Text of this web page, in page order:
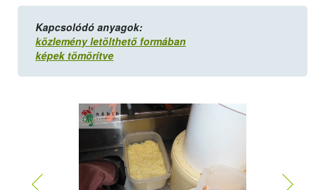
Kapcsolódó anyagok:
közlemény letölthető formában
képek tömörítve